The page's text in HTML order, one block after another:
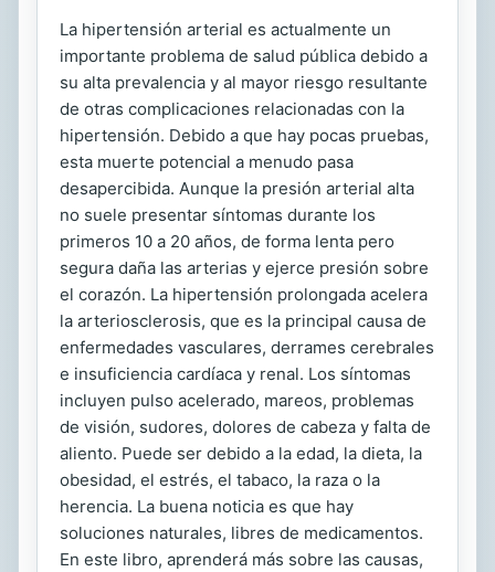
La hipertensión arterial es actualmente un
importante problema de salud pública debido a
su alta prevalencia y al mayor riesgo resultante
de otras complicaciones relacionadas con la
hipertensión. Debido a que hay pocas pruebas,
esta muerte potencial a menudo pasa
desapercibida. Aunque la presión arterial alta
no suele presentar síntomas durante los
primeros 10 a 20 años, de forma lenta pero
segura daña las arterias y ejerce presión sobre
el corazón. La hipertensión prolongada acelera
la arteriosclerosis, que es la principal causa de
enfermedades vasculares, derrames cerebrales
e insuficiencia cardíaca y renal. Los síntomas
incluyen pulso acelerado, mareos, problemas
de visión, sudores, dolores de cabeza y falta de
aliento. Puede ser debido a la edad, la dieta, la
obesidad, el estrés, el tabaco, la raza o la
herencia. La buena noticia es que hay
soluciones naturales, libres de medicamentos.
En este libro, aprenderá más sobre las causas,